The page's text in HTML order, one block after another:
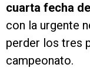
cuarta fecha
con la urgente
perder los tres
campeonato.